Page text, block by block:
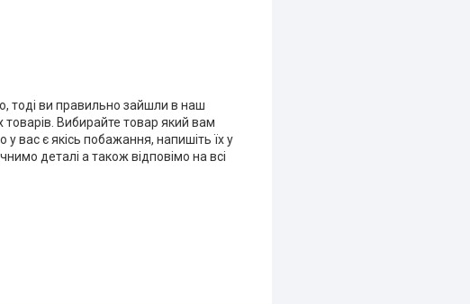
тоді ви правильно зайшли в наш
товарів. Вибирайте товар який вам
вас є якісь побажання, напишіть їх у
деталі а також відповімо на всі